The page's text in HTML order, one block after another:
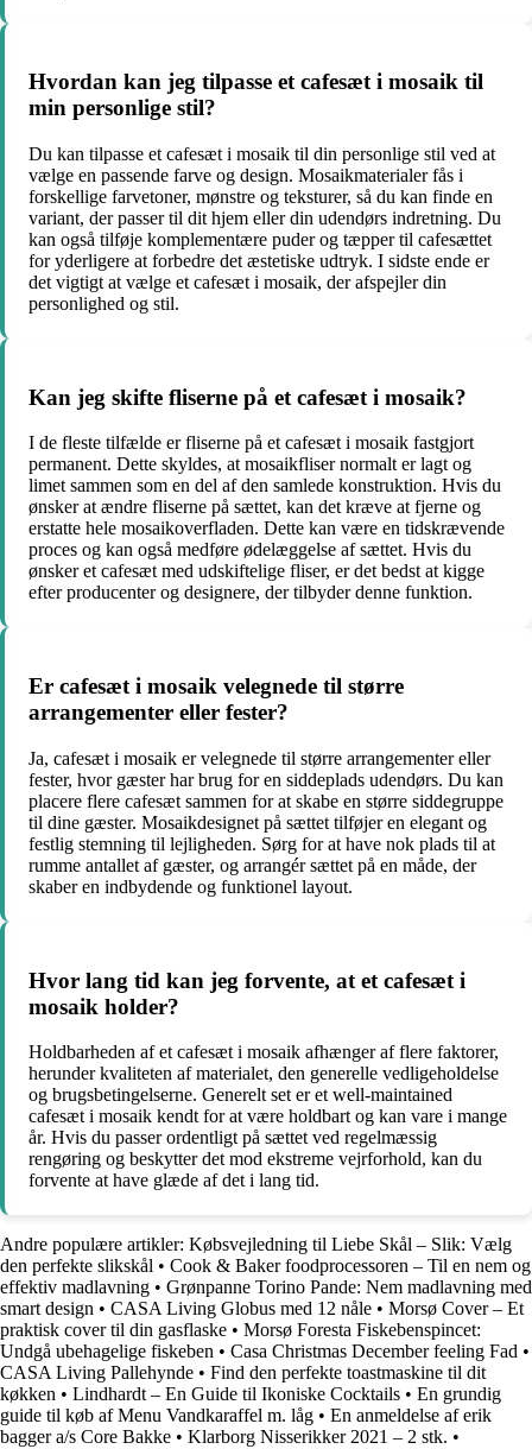
Hvordan kan jeg tilpasse et cafesæt i mosaik til
min personlige stil?
Du kan tilpasse et cafesæt i mosaik til din personlige stil ved at
vælge en passende farve og design. Mosaikmaterialer fås i
forskellige farvetoner, mønstre og teksturer, så du kan finde en
variant, der passer til dit hjem eller din udendørs indretning. Du
kan også tilføje komplementære puder og tæpper til cafesættet
for yderligere at forbedre det æstetiske udtryk. I sidste ende er
det vigtigt at vælge et cafesæt i mosaik, der afspejler din
personlighed og stil.
Kan jeg skifte fliserne på et cafesæt i mosaik?
I de fleste tilfælde er fliserne på et cafesæt i mosaik fastgjort
permanent. Dette skyldes, at mosaikfliser normalt er lagt og
limet sammen som en del af den samlede konstruktion. Hvis du
ønsker at ændre fliserne på sættet, kan det kræve at fjerne og
erstatte hele mosaikoverfladen. Dette kan være en tidskrævende
proces og kan også medføre ødelæggelse af sættet. Hvis du
ønsker et cafesæt med udskiftelige fliser, er det bedst at kigge
efter producenter og designere, der tilbyder denne funktion.
Er cafesæt i mosaik velegnede til større
arrangementer eller fester?
Ja, cafesæt i mosaik er velegnede til større arrangementer eller
fester, hvor gæster har brug for en siddeplads udendørs. Du kan
placere flere cafesæt sammen for at skabe en større siddegruppe
til dine gæster. Mosaikdesignet på sættet tilføjer en elegant og
festlig stemning til lejligheden. Sørg for at have nok plads til at
rumme antallet af gæster, og arrangér sættet på en måde, der
skaber en indbydende og funktionel layout.
Hvor lang tid kan jeg forvente, at et cafesæt i
mosaik holder?
Holdbarheden af et cafesæt i mosaik afhænger af flere faktorer,
herunder kvaliteten af materialet, den generelle vedligeholdelse
og brugsbetingelserne. Generelt set er et well-maintained
cafesæt i mosaik kendt for at være holdbart og kan vare i mange
år. Hvis du passer ordentligt på sættet ved regelmæssig
rengøring og beskytter det mod ekstreme vejrforhold, kan du
forvente at have glæde af det i lang tid.
Andre populære artikler: Købsvejledning til Liebe Skål – Slik: Vælg
den perfekte slikskål • Cook & Baker foodprocessoren – Til en nem og
effektiv madlavning • Grønpanne Torino Pande: Nem madlavning med
smart design • CASA Living Globus med 12 nåle • Morsø Cover – Et
praktisk cover til din gasflaske • Morsø Foresta Fiskebenspincet:
Undgå ubehagelige fiskeben • Casa Christmas December feeling Fad •
CASA Living Pallehynde • Find den perfekte toastmaskine til dit
køkken • Lindhardt – En Guide til Ikoniske Cocktails • En grundig
guide til køb af Menu Vandkaraffel m. låg • En anmeldelse af erik
bagger a/s Core Bakke • Klarborg Nisserikker 2021 – 2 stk. •